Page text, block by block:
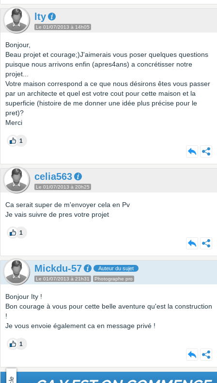
lty
Le 01/07/2013 à 14h05
Bonjour,
Beau projet et courage;)J'aimerais vous poser quelques questions
puisque nous arrivons enfin (apres4ans) a concrétisser notre
projet...
Votre maison correspond a ce que nous désirons êtes vous passer
par un architecte et quel est votre cout pour cette maison et la
superficie (histoire de me donner une idée plus précise pour le
pret)?
Merci
1
celia563
Le 01/07/2013 à 20h25
Ca serait super de m'envoyer cela en Pv
Je vais suivre de pres votre projet
1
Mickdu-57 Auteur du sujet
Le 01/07/2013 à 21h31 Photographe pro
Bonjour Ity !
Bon courage à vous pour cette belle aventure qu'est la construction
!
Je vous envoie également ca en message privé !
1